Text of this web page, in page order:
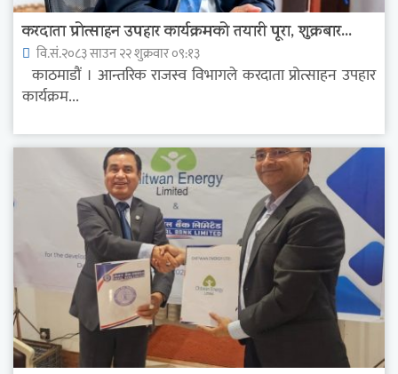
करदाता प्रोत्साहन उपहार कार्यक्रमको तयारी पूरा, शुक्रबार...
वि.सं.२०८३ साउन २२ शुक्रवार ०९:१३
काठमाडौं । आन्तरिक राजस्व विभागले करदाता प्रोत्साहन उपहार
कार्यक्रम...